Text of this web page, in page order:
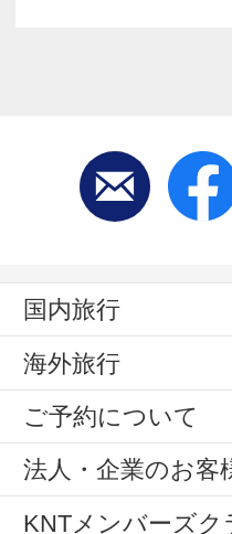
国内旅行
海外旅行
ご予約について
法人・企業のお客
KNTメンバーズク